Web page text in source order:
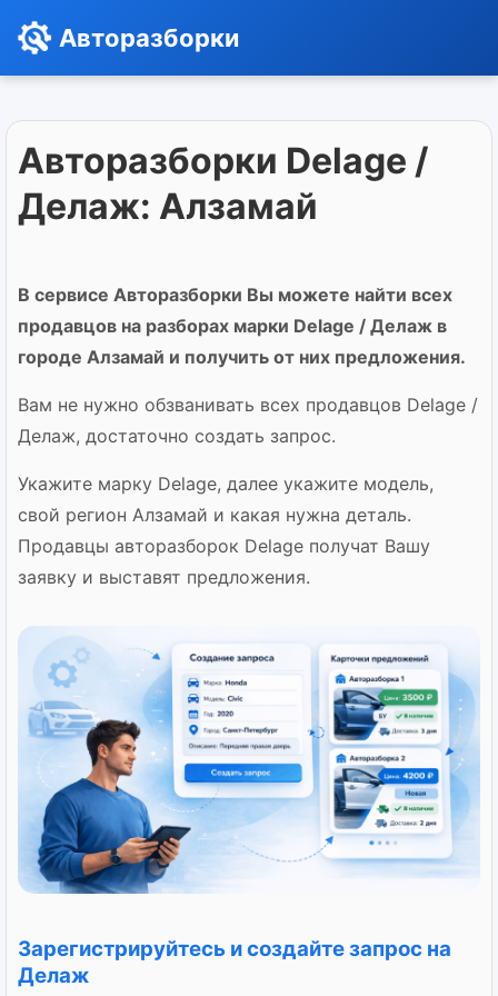
Авторазборки
Авторазборки Delage /
Делаж: Алзамай
В сервисе Авторазборки Вы можете найти всех
продавцов на разборах марки Delage / Делаж в
городе Алзамай и получить от них предложения.
Вам не нужно обзванивать всех продавцов Delage /
Делаж, достаточно создать запрос.
Укажите марку Delage, далее укажите модель,
свой регион Алзамай и какая нужна деталь.
Продавцы авторазборок Delage получат Вашу
заявку и выставят предложения.
Зарегистрируйтесь и создайте запрос на
Делаж